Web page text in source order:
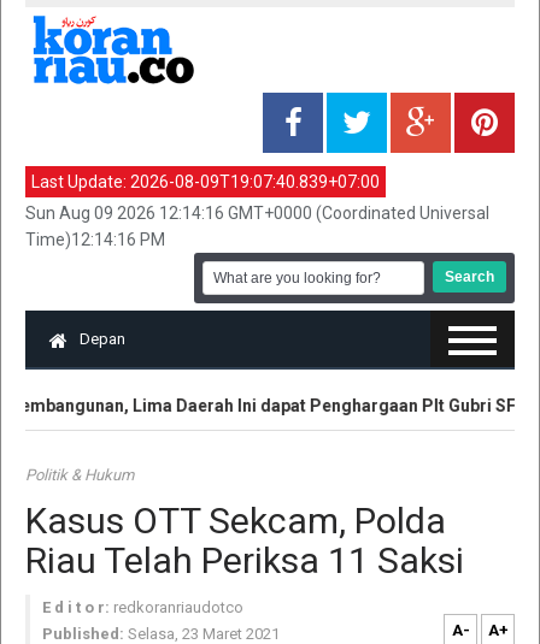
Last Update: 2026-08-09T19:07:40.839+07:00
Sun Aug 09 2026 12:14:16 GMT+0000 (Coordinated Universal
Time)12:14:16 PM
Depan
Lima Daerah Ini dapat Penghargaan Plt Gubri SF
Politik & Hukum
Kasus OTT Sekcam, Polda
Riau Telah Periksa 11 Saksi
E d i t o r: redkoranriaudotco
Published: Selasa, 23 Maret 2021 A- A+